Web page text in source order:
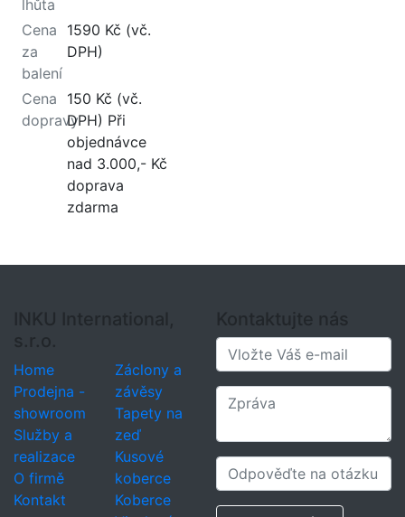
lhůta
Cena
za
balení
1590 Kč (vč.
DPH)
Cena
dopravy
150 Kč (vč.
DPH) Při
objednávce
nad 3.000,- Kč
doprava
zdarma
INKU International,
s.r.o.
Home
Prodejna -
showroom
Služby a
realizace
O firmě
Kontakt
Záclony a
závěsy
Tapety na
zeď
Kusové
koberce
Koberce
Kontaktujte nás